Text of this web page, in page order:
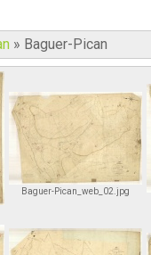
» Baguer-Pican
Baguer-Pican_web_02.jpg